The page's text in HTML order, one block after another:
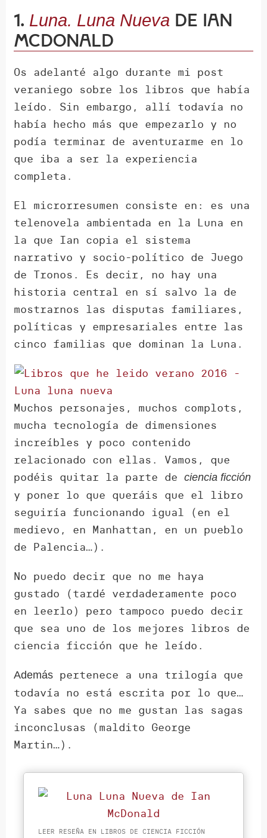
1. Luna. Luna Nueva de Ian
McDonald
Os adelanté algo durante mi post
veraniego sobre los libros que había
leído. Sin embargo, allí todavía no
había hecho más que empezarlo y no
podía terminar de aventurarme en lo
que iba a ser la experiencia
completa.
El microrresumen consiste en: es una
telenovela ambientada en la Luna en
la que Ian copia el sistema
narrativo y socio-político de Juego
de Tronos. Es decir, no hay una
historia central en sí salvo la de
mostrarnos las disputas familiares,
políticas y empresariales entre las
cinco familias que dominan la Luna.
Muchos personajes, muchos complots,
mucha tecnología de dimensiones
increíbles y poco contenido
relacionado con ellas. Vamos, que
podéis quitar la parte deciencia ficción
y poner lo que queráis que el libro
seguiría funcionando igual (en el
medievo, en Manhattan, en un pueblo
de Palencia…).
No puedo decir que no me haya
gustado (tardé verdaderamente poco
en leerlo) pero tampoco puedo decir
que sea uno de los mejores libros de
ciencia ficción que he leído.
Además pertenece a una trilogía que
todavía no está escrita por lo que…
Ya sabes que no me gustan las sagas
inconclusas (maldito George
Martin…).
LEER RESEÑA EN LIBROS DE CIENCIA FICCIÓN